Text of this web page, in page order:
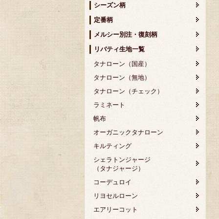
シーズン柄
定番柄
メルシー別注・復刻柄
リバティ生地一覧
タナローン（国産）
タナローン（無地）
タナローン（チェック）
ラミネート
帆布
オーガニックタナローン
キルティング
シェラトンジャージ
（タナジャージ）
コーデュロイ
リヨセルローン
エアリーコット